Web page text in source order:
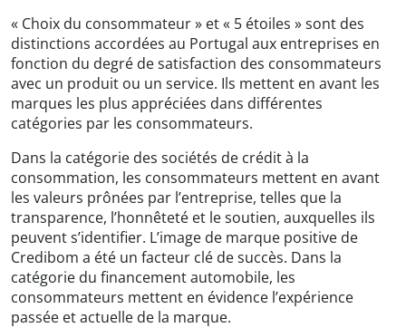
« Choix du consommateur » et « 5 étoiles » sont des
distinctions accordées au Portugal aux entreprises en
fonction du degré de satisfaction des consommateurs
avec un produit ou un service. Ils mettent en avant les
marques les plus appréciées dans différentes
catégories par les consommateurs.
Dans la catégorie des sociétés de crédit à la
consommation, les consommateurs mettent en avant
les valeurs prônées par l’entreprise, telles que la
transparence, l’honnêteté et le soutien, auxquelles ils
peuvent s’identifier. L’image de marque positive de
Credibom a été un facteur clé de succès. Dans la
catégorie du financement automobile, les
consommateurs mettent en évidence l’expérience
passée et actuelle de la marque.